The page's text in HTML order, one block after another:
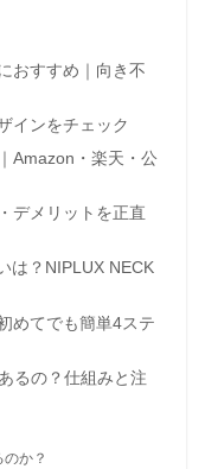
おすすめ｜向き不
インをチェック
Amazon・楽天・公
デメリットを正直
は？NIPLUX NECK
めてでも簡単4ステ
るの？仕組みと注
か？